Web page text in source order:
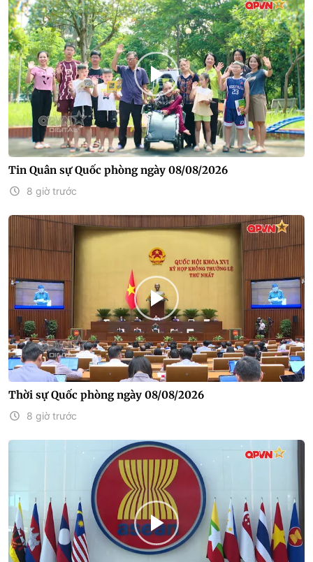
Tin Quân sự Quốc phòng ngày 08/08/2026
8 giờ trước
Thời sự Quốc phòng ngày 08/08/2026
8 giờ trước